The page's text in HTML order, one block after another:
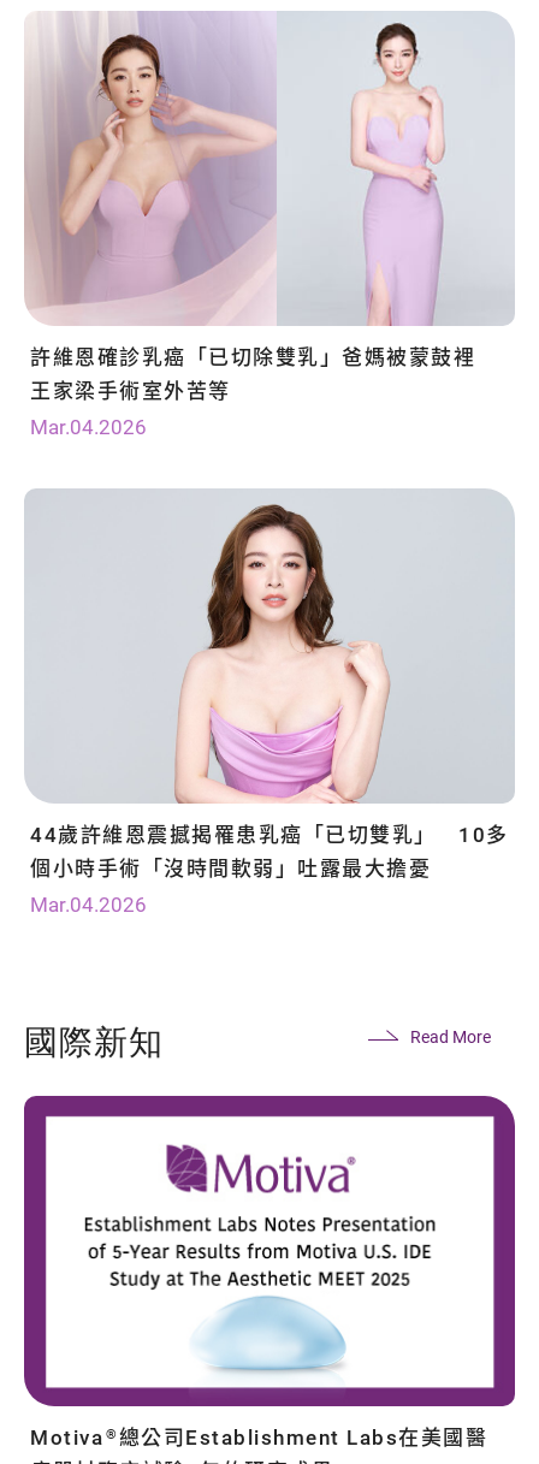
許維恩確診乳癌「已切除雙乳」爸媽被蒙鼓裡
王家梁手術室外苦等
Mar.04.2026
44歲許維恩震撼揭罹患乳癌「已切雙乳」 10多
個小時手術「沒時間軟弱」吐露最大擔憂
Mar.04.2026
國際新知 Read More
Motiva ® 總公司Establishment Labs在美國醫